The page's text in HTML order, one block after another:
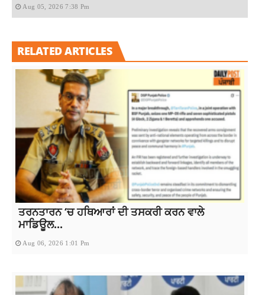
Aug 05, 2026 7:38 Pm
RELATED ARTICLES
ਤਰਨਤਾਰਨ ‘ਚ ਹਥਿਆਰਾਂ ਦੀ ਤਸਕਰੀ ਕਰਨ ਵਾਲੇ
ਮਾਡਿਊਲ...
Aug 06, 2026 1:01 Pm